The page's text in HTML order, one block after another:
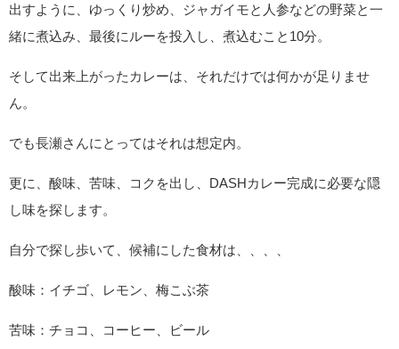
出すように、ゆっくり炒め、ジャガイモと人参などの野菜と一
緒に煮込み、最後にルーを投入し、煮込むこと10分。
そして出来上がったカレーは、それだけでは何かが足りませ
ん。
でも長瀬さんにとってはそれは想定内。
更に、酸味、苦味、コクを出し、DASHカレー完成に必要な隠
し味を探します。
自分で探し歩いて、候補にした食材は、、、、
酸味：イチゴ、レモン、梅こぶ茶
苦味：チョコ、コーヒー、ビール